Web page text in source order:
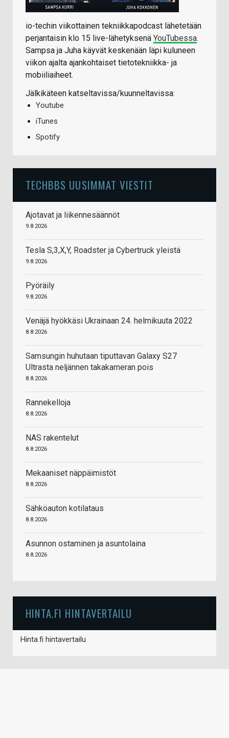
io-techin viikottainen tekniikkapodcast lähetetään
perjantaisin klo 15 live-lähetyksenä YouTubessa.
Sampsa ja Juha käyvät keskenään läpi kuluneen
viikon ajalta ajankohtaiset tietotekniikka- ja
mobiiliaiheet.
Jälkikäteen katseltavissa/kuunneltavissa:
Youtube
iTunes
Spotify
TECHBBS UUSIMMAT VIESTIT
Ajotavat ja liikennesäännöt
9.8.2026
Tesla S,3,X,Y, Roadster ja Cybertruck yleistä
9.8.2026
Pyöräily
9.8.2026
Venäjä hyökkäsi Ukrainaan 24. helmikuuta 2022
8.8.2026
Samsungin huhutaan tiputtavan Galaxy S27
Ultrasta neljännen takakameran pois
8.8.2026
Rannekelloja
8.8.2026
NAS rakentelut
8.8.2026
Mekaaniset näppäimistöt
8.8.2026
Sähköauton kotilataus
8.8.2026
Asunnon ostaminen ja asuntolaina
8.8.2026
HINTA.FI HINTAVERTAILU
Hinta.fi hintavertailu